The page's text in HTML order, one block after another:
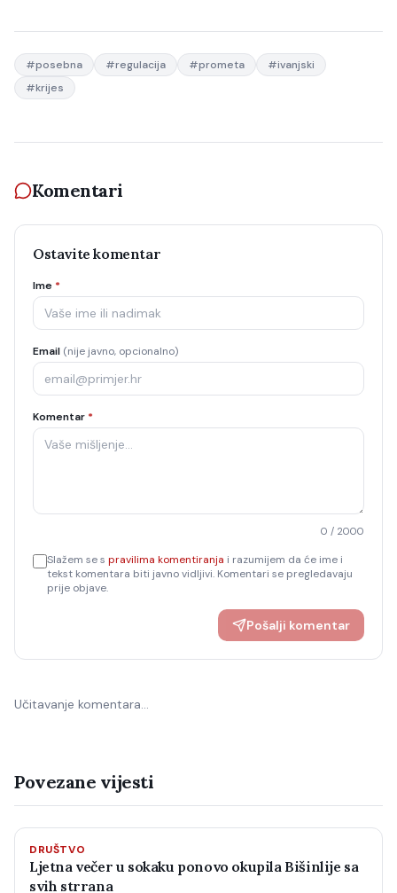
#posebna #regulacija #prometa #ivanjski
#krijes
Komentari
Ostavite komentar
Ime *
Email (nije javno, opcionalno)
Komentar *
0 / 2000
Slažem se s pravilima komentiranja i razumijem da će ime i
tekst komentara biti javno vidljivi. Komentari se pregledavaju
prije objave.
Pošalji komentar
Učitavanje komentara…
Povezane vijesti
DRUŠTVO
Ljetna večer u sokaku ponovo okupila Bišinlije sa
svih strrana